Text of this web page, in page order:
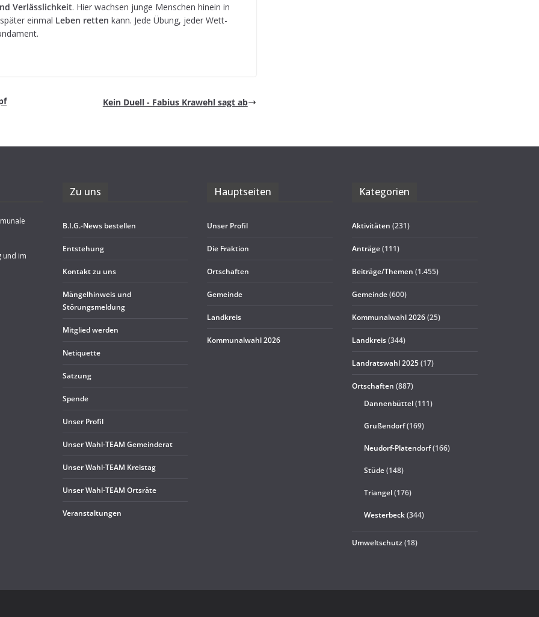
Ver­läss­lich­keit. Hier wach­sen junge Men­schen hin­ein in
ein­mal Leben ret­ten kann. Jede Übung, jeder Wett­
Kein Duell - Fabius Kra­wehl sagt ab
und im
Zu uns
B.I.G.-News bestel­len
Ent­ste­hung
Kon­takt zu uns
Män­gel­hin­weis und
Störungsmeldung
Mit­glied werden
Neti­quette
Sat­zung
Spende
Unser Pro­fil
Unser Wahl-TEAM Gemeinderat
Unser Wahl-TEAM Kreistag
Unser Wahl-TEAM Ortsräte
Ver­an­stal­tun­gen
Haupt­sei­ten
Unser Pro­fil
Die Frak­tion
Ort­schaf­ten
Gemeinde
Land­kreis
Kom­mu­nal­wahl 2026
Kate­go­rien
Aktivitäten (231)
Anträge(111)
Beiträge/Themen (1.455)
Gemeinde(600)
Kommunalwahl 2026(25)
Landkreis(344)
Landratswahl 2025(17)
Ortschaften (887)
Dannenbüttel(111)
Grußendorf(169)
Neudorf-Platendorf(166)
Stüde(148)
Triangel(176)
Westerbeck(344)
Umweltschutz(18)